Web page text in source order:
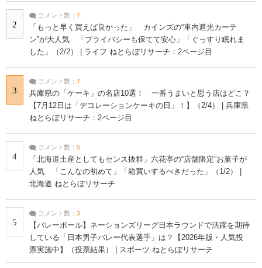
2
コメント数： 7
「もっと早く買えば良かった」 カインズの“車内遮光カーテ
ン”が大人気 「プライバシーも保てて安心」「ぐっすり眠れま
した」（2/2） | ライフ ねとらぼリサーチ：2ページ目
3
コメント数： 7
兵庫県の「ケーキ」の名店10選！ 一番うまいと思う店はどこ？
【7月12日は「デコレーションケーキの日」！】（2/4） | 兵庫県
ねとらぼリサーチ：2ページ目
4
コメント数： 5
「北海道土産としてもセンス抜群」六花亭の“店舗限定”お菓子が
人気 「こんなの初めて」「箱買いするべきだった」（1/2） |
北海道 ねとらぼリサーチ
5
コメント数： 3
【バレーボール】ネーションズリーグ日本ラウンドで活躍を期待
している「日本男子バレー代表選手」は？【2026年版・人気投
票実施中】（投票結果） | スポーツ ねとらぼリサーチ